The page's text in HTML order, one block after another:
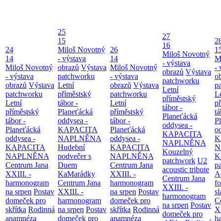
24
14
Miloš Novotný
- výstava
obrazů Výstava
patchworku
Letní
příměstský
tábor -
Planeťácká
oddysea -
KAPACITA
NAPLNĚNA
Centrum Jana
XXIII. -
harmonogram
na srpen Postav
domeček pro
skřítka Rodinná
anamnéza
25
15
Miloš Novotný
- výstava
obrazů Výstava
patchworku
Letní
příměstský
tábor -
Planeťácká
oddysea -
KAPACITA
NAPLNĚNA
Hudební
podvečer s
Duem
KaMarádky
Centrum Jana
XXIII. -
harmonogram
na srpen Postav
domeček pro
26
14
Miloš Novotný
- výstava
obrazů Výstava
patchworku
Letní
příměstský
tábor -
Planeťácká
oddysea -
KAPACITA
NAPLNĚNA
Centrum Jana
XXIII. -
harmonogram
na srpen Postav
domeček pro
skřítka Rodinná
anamnéza
27
16
Miloš Novotný
- výstava
obrazů Výstava
patchworku
Letní
příměstský
tábor -
Planeťácká
oddysea -
KAPACITA
NAPLNĚNA
Kouzelný
patchwork U2
acoustic tribute
Centrum Jana
XXIII. -
harmonogram
na srpen Postav
domeček pro
-